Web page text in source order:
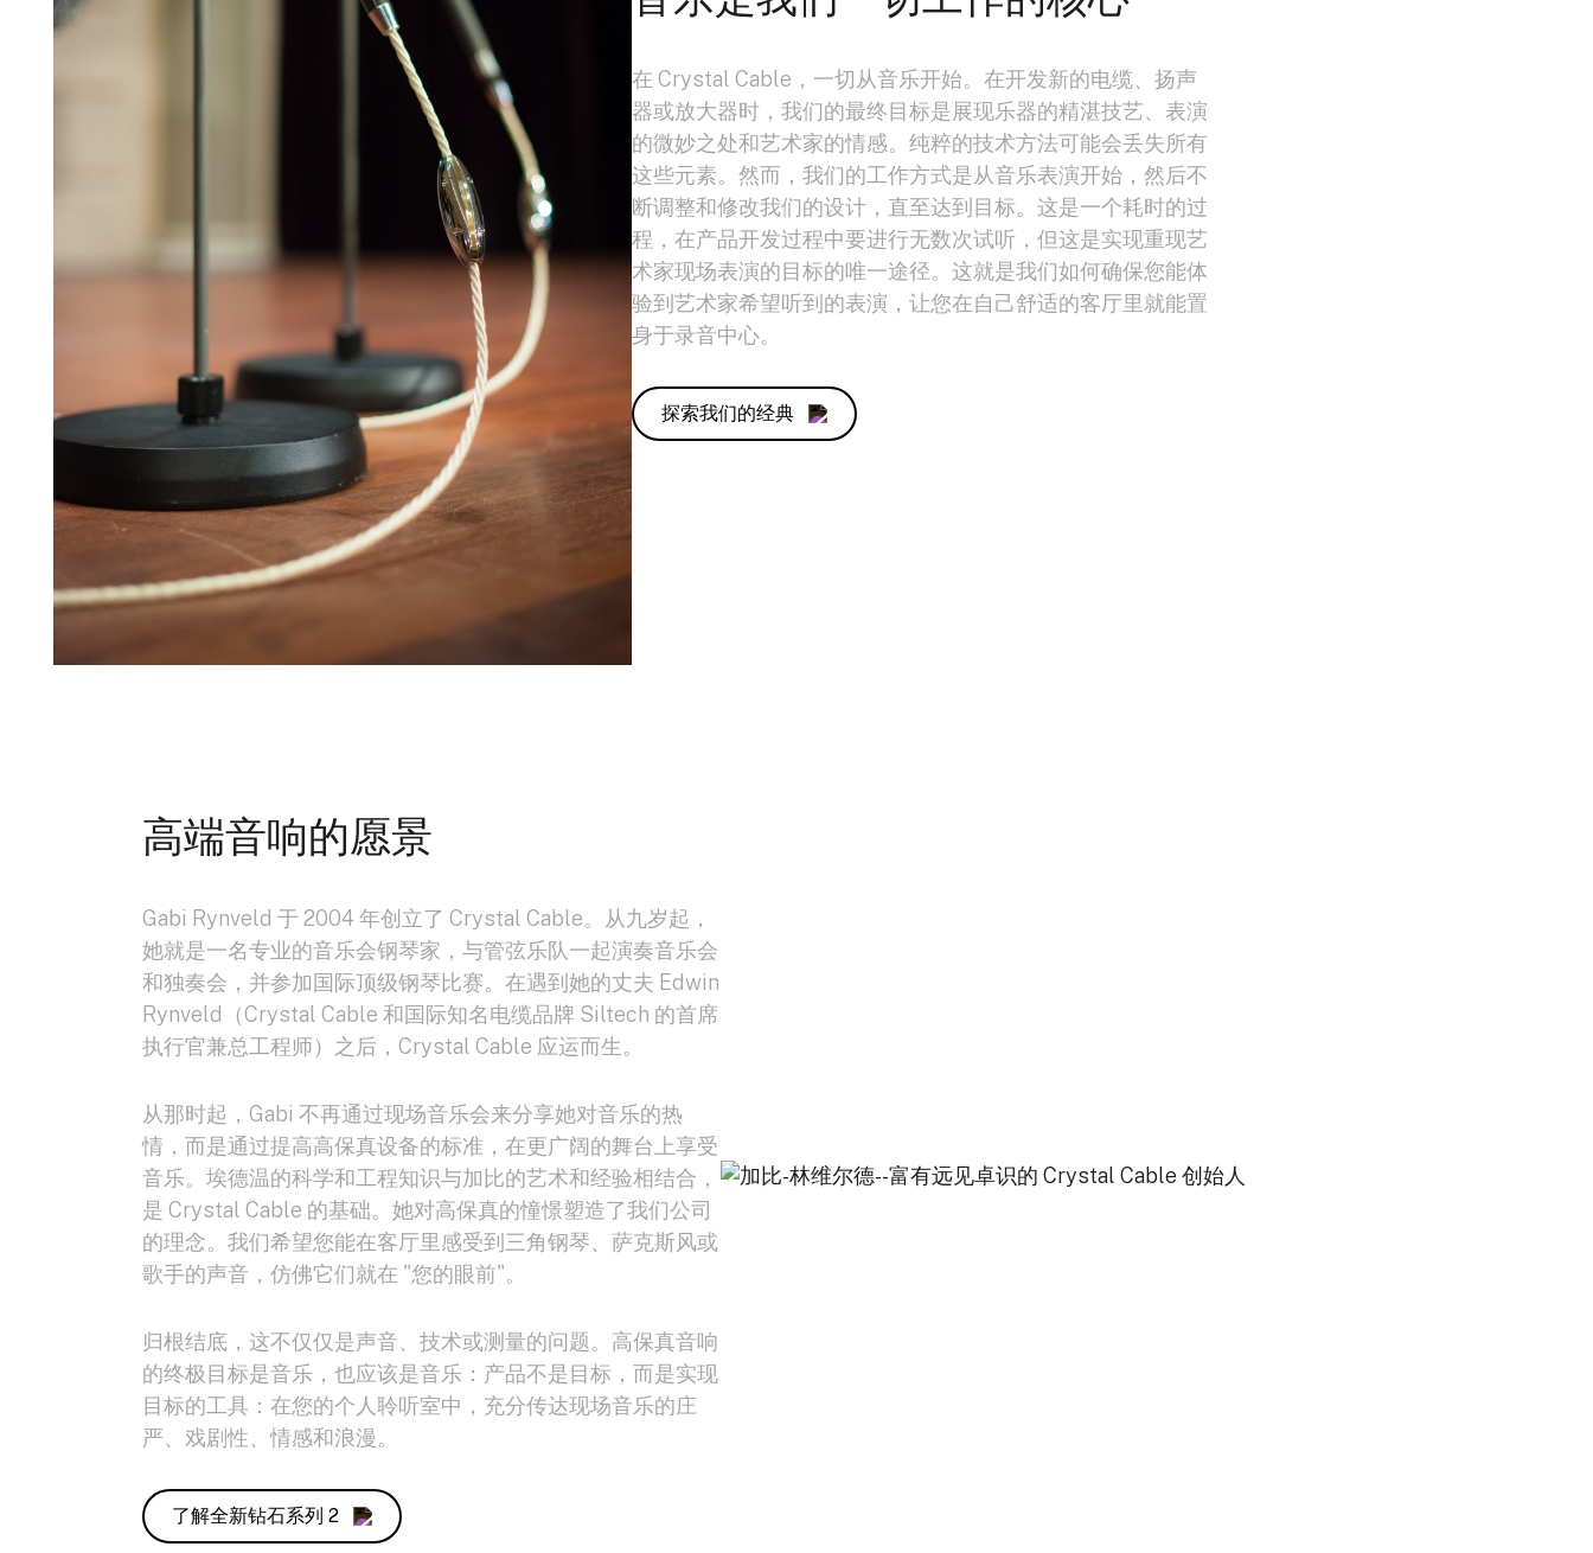
在 Crystal Cable，一切从音乐开始。在开发新的电缆、扬声
器或放大器时，我们的最终目标是展现乐器的精湛技艺、表演
的微妙之处和艺术家的情感。纯粹的技术方法可能会丢失所有
这些元素。然而，我们的工作方式是从音乐表演开始，然后不
断调整和修改我们的设计，直至达到目标。这是一个耗时的过
程，在产品开发过程中要进行无数次试听，但这是实现重现艺
术家现场表演的目标的唯一途径。这就是我们如何确保您能体
验到艺术家希望听到的表演，让您在自己舒适的客厅里就能置
身于录音中心。
探索我们的经典
高端音响的愿景
Gabi Rynveld 于 2004 年创立了 Crystal Cable。从九岁起，
她就是一名专业的音乐会钢琴家，与管弦乐队一起演奏音乐会
和独奏会，并参加国际顶级钢琴比赛。在遇到她的丈夫 Edwin
Rynveld（Crystal Cable 和国际知名电缆品牌 Siltech 的首席
执行官兼总工程师）之后，Crystal Cable 应运而生。
从那时起，Gabi 不再通过现场音乐会来分享她对音乐的热
情，而是通过提高高保真设备的标准，在更广阔的舞台上享受
音乐。埃德温的科学和工程知识与加比的艺术和经验相结合，
是 Crystal Cable 的基础。她对高保真的憧憬塑造了我们公司
的理念。我们希望您能在客厅里感受到三角钢琴、萨克斯风或
歌手的声音，仿佛它们就在 "您的眼前"。
归根结底，这不仅仅是声音、技术或测量的问题。高保真音响
的终极目标是音乐，也应该是音乐：产品不是目标，而是实现
目标的工具：在您的个人聆听室中，充分传达现场音乐的庄
严、戏剧性、情感和浪漫。
了解全新钻石系列 2